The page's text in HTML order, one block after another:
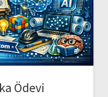
Ödevi